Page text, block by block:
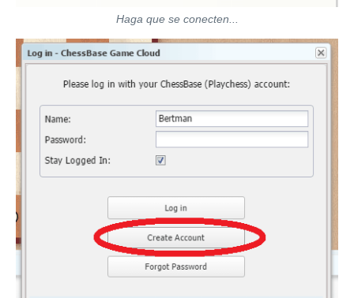
Haga que se conecten...